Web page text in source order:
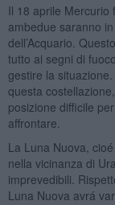
Il 18 aprile Mercurio
ambedue saranno
dell’Acquario.
tutto ai segni di
gestire la
questa
posizione difficile
affrontare.
La Luna Nuova,
nella vicinanza di
imprevedibili.
Luna Nuova avrá